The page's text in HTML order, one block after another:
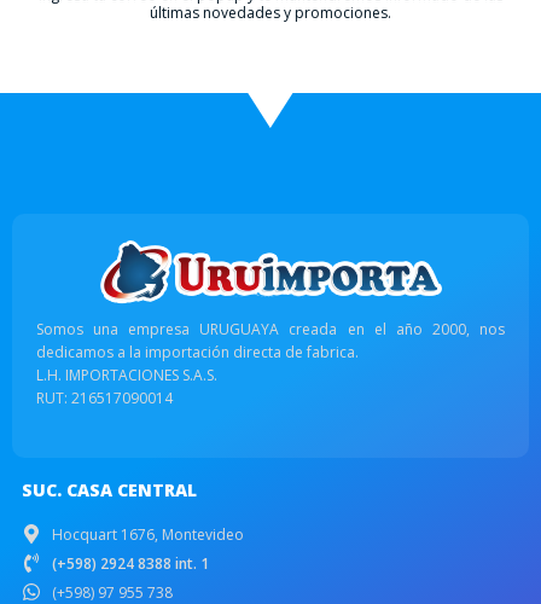
últimas novedades y promociones.
Somos una empresa URUGUAYA creada en el año 2000, nos
dedicamos a la importación directa de fabrica.
L.H. IMPORTACIONES S.A.S.
RUT: 216517090014
SUC. CASA CENTRAL
Hocquart 1676, Montevideo
(+598) 2924 8388 int. 1
(+598) 97 955 738